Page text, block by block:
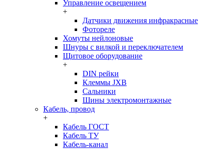
Управление освещением
+
Датчики движения инфракрасные
Фотореле
Хомуты нейлоновые
Шнуры с вилкой и переключателем
Щитовое оборудование
+
DIN рейки
Клеммы JXB
Сальники
Шины электромонтажные
Кабель, провод
+
Кабель ГОСТ
Кабель ТУ
Кабель-канал